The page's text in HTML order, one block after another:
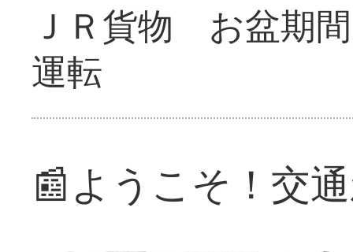
ＪＲ貨物 お盆期
運転
📰ようこそ！交